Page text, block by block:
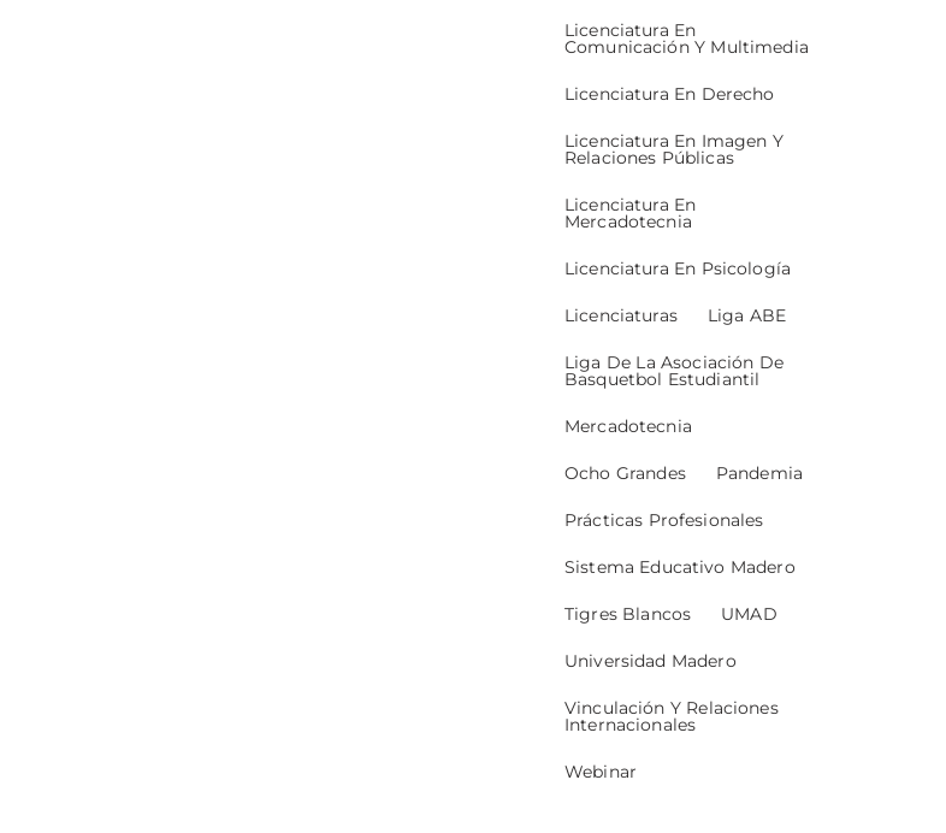
Licenciatura En
Comunicación Y Multimedia
Licenciatura En Derecho
Licenciatura En Imagen Y
Relaciones Públicas
Licenciatura En
Mercadotecnia
Licenciatura En Psicología
Licenciaturas Liga ABE
Liga De La Asociación De
Basquetbol Estudiantil
Mercadotecnia
Ocho Grandes Pandemia
Prácticas Profesionales
Sistema Educativo Madero
Tigres Blancos UMAD
Universidad Madero
Vinculación Y Relaciones
Internacionales
Webinar